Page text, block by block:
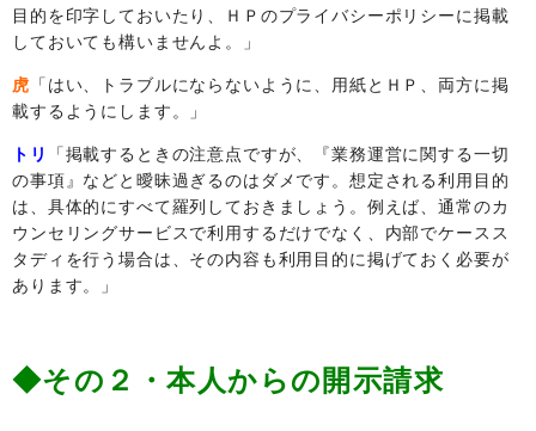
目的を印字しておいたり、ＨＰのプライバシーポリシーに掲載
しておいても構いませんよ。」
虎 「はい、トラブルにならないように、用紙とＨＰ、両方に掲
載するようにします。」
トリ
「掲載するときの注意点ですが、『業務運営に関する一切
の事項』などと曖昧過ぎるのはダメです。想定される利用目的
は、具体的にすべて羅列しておきましょう。例えば、通常のカ
ウンセリングサービスで利用するだけでなく、内部でケースス
タディを行う場合は、その内容も利用目的に掲げておく必要が
あります。」
◆その２・本人からの開示請求